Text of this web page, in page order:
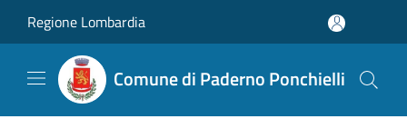
Regione Lombardia
Comune di Paderno Ponchielli